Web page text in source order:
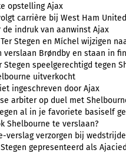
opstelling Ajax
carrière bij West Ham United
de indruk van aanwinst Ajax
Stegen en Míchel wijzigen
verslaan Brøndby en staan in
Stegen speelgerechtigd tegen
uitverkocht
ingeschreven door Ajax
arbiter op duel met
al in je favoriete basiself
Shelbourne te verslaan?
verslag verzorgen bij
gepresenteerd als Ajacied